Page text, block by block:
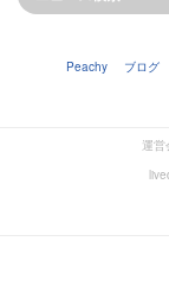
Peachy ブログ
運営